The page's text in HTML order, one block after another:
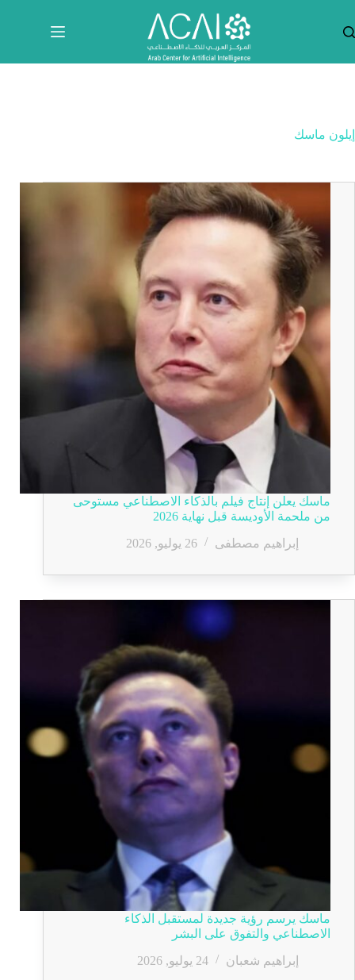
المحتوى
إيلون ماسك
ماسك يعلن إنتاج فيلم بالذكاء الاصطناعي مستوحى
من ملحمة الأوديسة قبل نهاية 2026
إبراهيم مصطفى
26 يوليو, 2026
ماسك يرسم رؤية جديدة لمستقبل الذكاء
الاصطناعي والتفوق على البشر
إبراهيم شعبان
24 يوليو, 2026